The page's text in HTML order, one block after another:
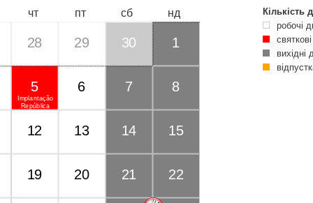
чт пт сб нд
28 29 30 1
Implantação
República
5 6 7 8
12 13 14 15
19 20 21 22
Кількість
робочі
вихідні